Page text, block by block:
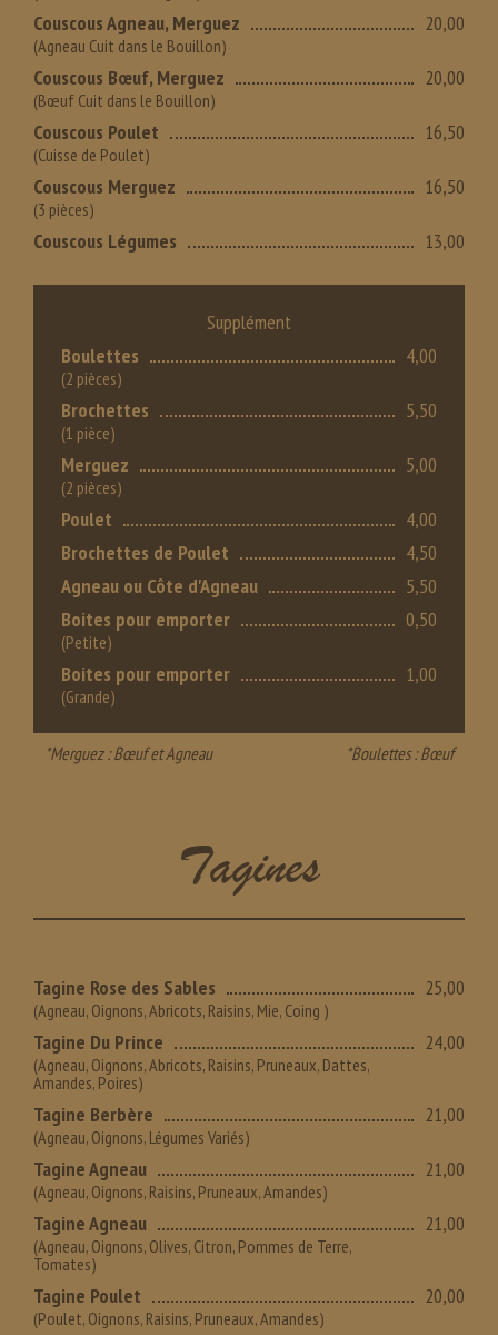
Couscous Agneau, Merguez 20,00
(Agneau Cuit dans le Bouillon)
Couscous Bœuf, Merguez 20,00
(Bœuf Cuit dans le Bouillon)
Couscous Poulet 16,50
(Cuisse de Poulet)
Couscous Merguez 16,50
(3 pièces)
Couscous Légumes 13,00
Supplément
Boulettes
4,00
(2 pièces)
Brochettes 5,50
(1 pièce)
Merguez 5,00
(2 pièces)
Poulet
4,00
Brochettes de Poulet
4,50
Agneau ou Côte d'Agneau
5,50
Boites pour emporter
0,50
(Petite)
Boites pour emporter 1,00
(Grande)
*Merguez : Bœuf et Agneau *Boulettes : Bœuf
Tagines
Tagine Rose des Sables 25,00
(Agneau, Oignons, Abricots, Raisins, Mie, Coing )
Tagine Du Prince 24,00
(Agneau, Oignons, Abricots, Raisins, Pruneaux, Dattes,
Amandes, Poires)
Tagine Berbère 21,00
(Agneau, Oignons, Légumes Variés)
Tagine Agneau 21,00
(Agneau, Oignons, Raisins, Pruneaux, Amandes)
Tagine Agneau 21,00
(Agneau, Oignons, Olives, Citron, Pommes de Terre,
Tomates)
Tagine Poulet 20,00
(Poulet, Oignons, Raisins, Pruneaux, Amandes)